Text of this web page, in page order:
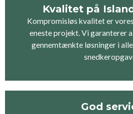
Kvalitet på
Kompromisløs kvalitet er
eneste projekt. Vi garanterer
gennemtænkte løsninger i
God